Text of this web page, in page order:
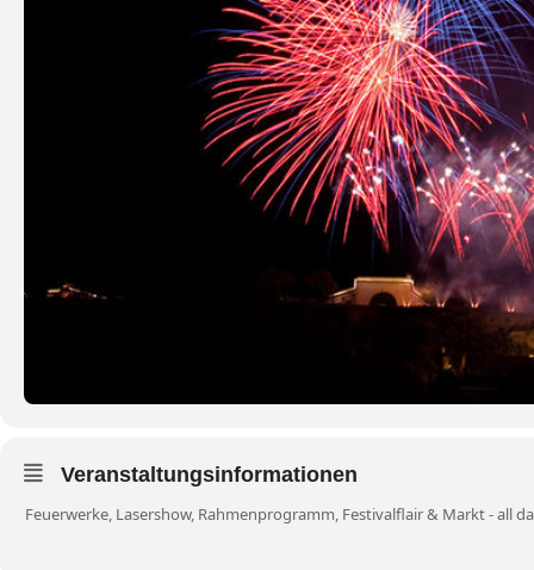
Veranstaltungsinformationen
Feuerwerke, Lasershow, Rahmenprogramm, Festivalflair & Markt - all